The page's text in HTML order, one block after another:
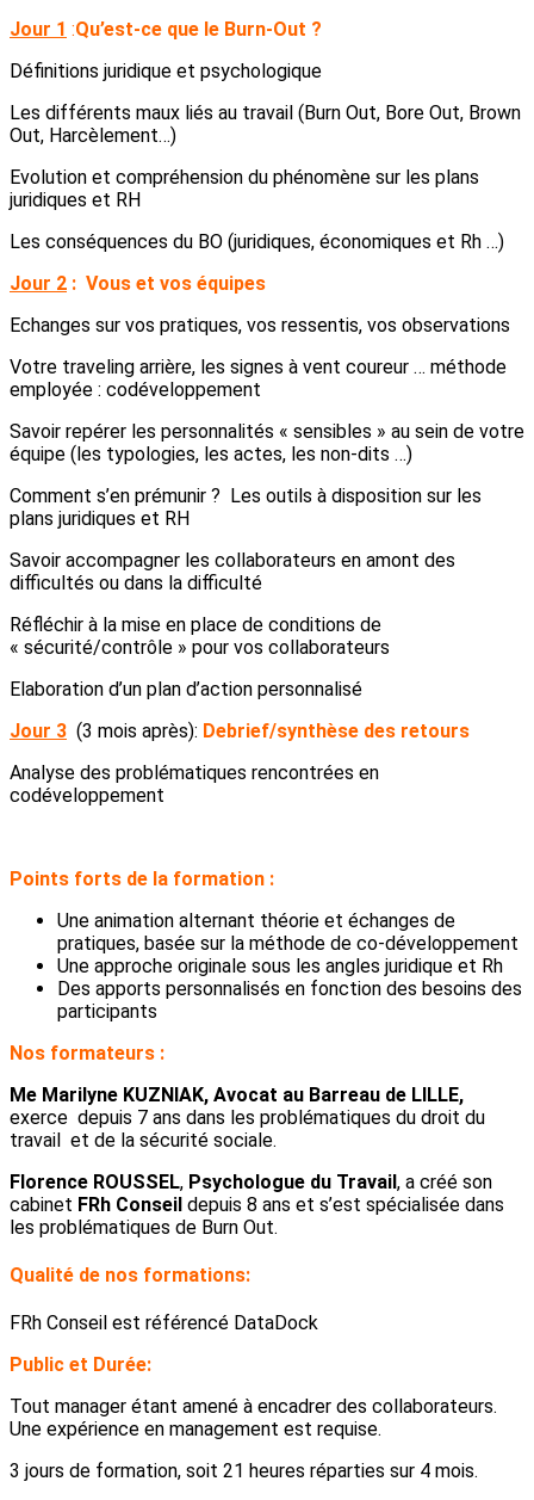
Jour 1 :Qu’est-ce que le Burn-Out ?
Définitions juridique et psychologique
Les différents maux liés au travail (Burn Out, Bore Out, Brown
Out, Harcèlement…)
Evolution et compréhension du phénomène sur les plans
juridiques et RH
Les conséquences du BO (juridiques, économiques et Rh …)
Jour 2 : Vous et vos équipes
Echanges sur vos pratiques, vos ressentis, vos observations
Votre traveling arrière, les signes à vent coureur … méthode
employée : codéveloppement
Savoir repérer les personnalités « sensibles » au sein de votre
équipe (les typologies, les actes, les non-dits …)
Comment s’en prémunir ? Les outils à disposition sur les
plans juridiques et RH
Savoir accompagner les collaborateurs en amont des
difficultés ou dans la difficulté
Réfléchir à la mise en place de conditions de
« sécurité/contrôle » pour vos collaborateurs
Elaboration d’un plan d’action personnalisé
Jour 3 (3 mois après): Debrief/synthèse des retours
Analyse des problématiques rencontrées en
codéveloppement
Points forts de la formation :
Une animation alternant théorie et échanges de
pratiques, basée sur la méthode de co-développement
Une approche originale sous les angles juridique et Rh
Des apports personnalisés en fonction des besoins des
participants
Nos formateurs :
Me Marilyne KUZNIAK, Avocat au Barreau de LILLE,
exerce depuis 7 ans dans les problématiques du droit du
travail et de la sécurité sociale.
Florence ROUSSEL, Psychologue du Travail, a créé son
cabinet FRh Conseil depuis 8 ans et s’est spécialisée dans
les problématiques de Burn Out.
Qualité de nos formations:
FRh Conseil est référencé DataDock
Public et Durée:
Tout manager étant amené à encadrer des collaborateurs.
Une expérience en management est requise.
3 jours de formation, soit 21 heures réparties sur 4 mois.